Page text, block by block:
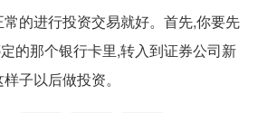
的进行投资交易就好。首先,你要先
的那个银行卡里,转入到证券公司新
子以后做投资。